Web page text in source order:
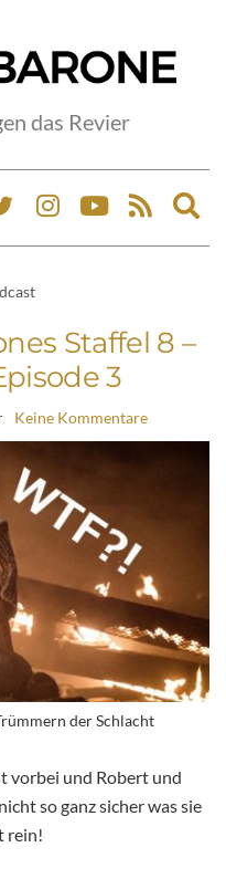
das Revier
Staffel 8 –
3
Keine Kommentare
der Schlacht
vorbei und Robert und
so ganz sicher was sie
rein!